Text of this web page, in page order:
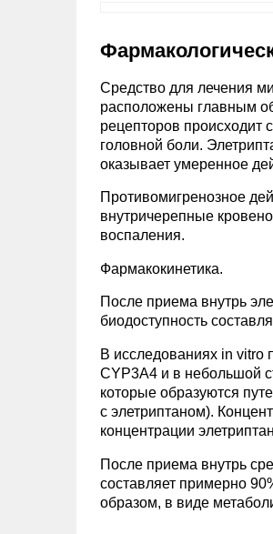
Средство для лечения
расположены главным
рецепторов происходит
головной боли.
оказывает умеренное
Противомигренозное
внутричерепные
воспаления.
Фармакокинетика.
После приема внутрь
биодоступность
В исследованиях in vitro
CYP3A4 и в небольшой
которые образуются
с элетриптаном).
концентрации
После приема внутрь
составляет примерно
образом, в виде